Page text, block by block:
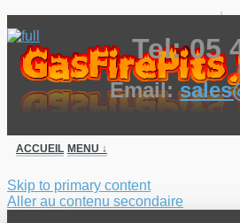
↓
Tel: 05
Email:
ACCUEIL MENU ↓
Skip to primary content
Aller au contenu secondaire